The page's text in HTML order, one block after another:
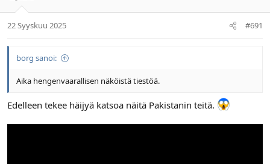
22 Syyskuu 2025 #691
borg sanoi:
Aika hengenvaarallisen näköistä tiestöä.
Edelleen tekee häijyä katsoa näitä Pakistanin teitä.